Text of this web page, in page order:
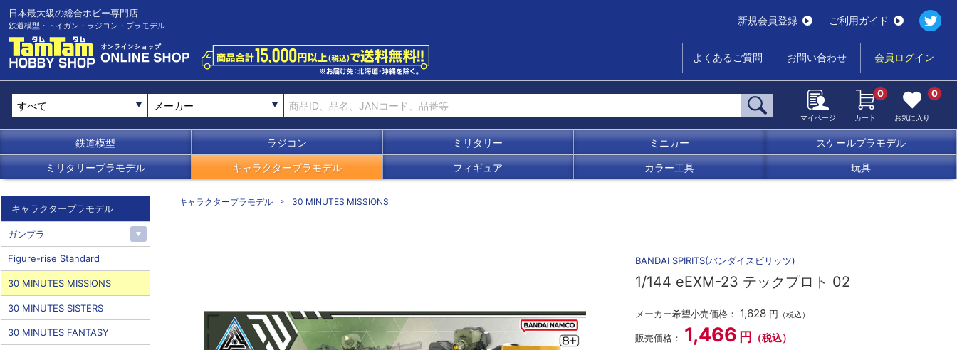
日本最大級の総合ホビー専門店
鉄道模型・トイガン・ラジコン・プラモデル 新規会員登録 ご利用ガイド
よくあるご質問 お問い合わせ 会員ログイン
メーカー
マイページ カート
0
お気に入り
0
鉄道模型 ラジコン ミリタリー ミニカー スケールプラモデル
ミリタリープラモデル キャラクタープラモデル フィギュア カラー工具 玩具
キャラクタープラモデル 30 MINUTES MISSIONS
BANDAI SPIRITS(バンダイスピリッツ)
1/144 eEXM-23 テックプロト 02
メーカー希望小売価格： 1,628 円 （税込）
販売価格： 1,466 円 （税込）
キャラクタープラモデル
ガンプラ
Figure-rise Standard
30 MINUTES MISSIONS
30 MINUTES SISTERS
30 MINUTES FANTASY